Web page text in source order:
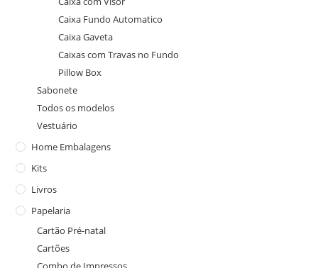
Caixa Fundo Automatico
Caixa Gaveta
Caixas com Travas no Fundo
Pillow Box
Sabonete
Todos os modelos
Vestuário
Home Embalagens
Kits
Livros
Papelaria
Cartão Pré-natal
Cartões